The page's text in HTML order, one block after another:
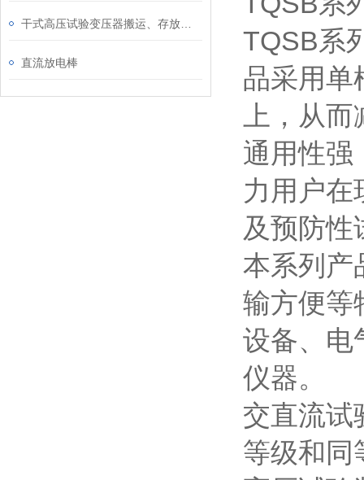
直流放电棒
TQSB系
品采用单
上，从
通用性强
力用户在
及预防性
本系列产
输方便等
设备、电
仪器。
交直流试
等级和同